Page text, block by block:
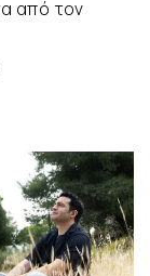
από τον